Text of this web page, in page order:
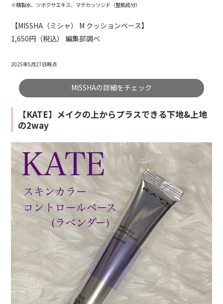
※精製水、ツボクサエキス、マデカッソシド（整肌成分）
【MISSHA（ミシャ） M クッションベース】
1,650円（税込） 編集部調べ
2025年5月27日時点
MISSHAの詳細をチェック
【KATE】メイクの上からプラスできる下地&上地
の2way